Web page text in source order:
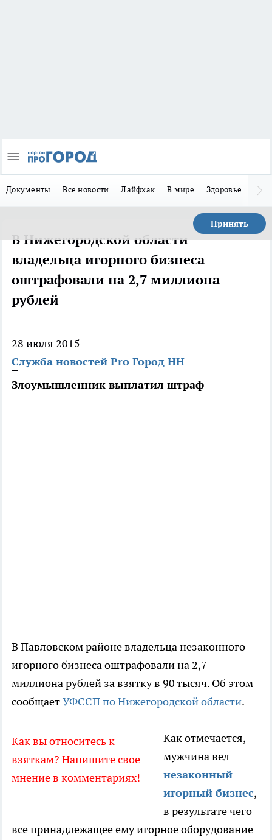
Документы Все новости Лайфхак В мире Здоровье
Принять
В Нижегородской области
владельца игорного бизнеса
оштрафовали на 2,7 миллиона
рублей
28 июля 2015
Служба новостей Pro Город НН
Злоумышленник выплатил штраф
В Павловском районе владельца незаконного
игорного бизнеса оштрафовали на 2,7
миллиона рублей за взятку в 90 тысяч. Об этом
сообщаетУФССП по Нижегородской области.
Как вы относитесь к
взяткам? Напишите свое
мнение в комментариях!
Как отмечается,
мужчина вел
незаконный
игорный бизнес,
в результате чего
все принадлежащее ему игорное оборудование